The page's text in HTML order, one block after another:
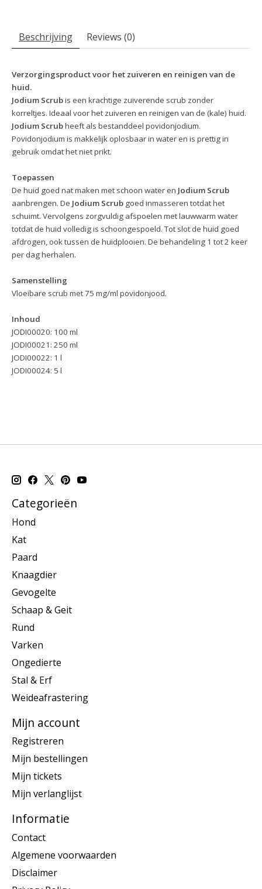
Beschrijving Reviews (0)
Verzorgingsproduct voor het zuiveren en reinigen van de
huid.
Jodium Scrubis een krachtige zuiverende scrub zonder
korreltjes. Ideaal voor het zuiveren en reinigen van de (kale) huid.
Jodium Scrubheeft als bestanddeel povidonjodium.
Povidonjodium is makkelijk oplosbaar in water en is prettig in
gebruik omdat het niet prikt.
Toepassen
De huid goed nat maken met schoon water en Jodium Scrub
aanbrengen. De Jodium Scrub goed inmasseren totdat het
schuimt. Vervolgens zorgvuldig afspoelen met lauwwarm water
totdat de huid volledig is schoongespoeld. Tot slot de huid goed
afdrogen, ook tussen de huidplooien. De behandeling 1 tot 2 keer
per dag herhalen.
Samenstelling
Vloeibare scrub met 75 mg/ml povidonjood.
Inhoud
JODI00020: 100 ml
JODI00021: 250 ml
JODI00022: 1 l
JODI00024: 5 l
Categorieën
Hond
Kat
Paard
Knaagdier
Gevogelte
Schaap & Geit
Rund
Varken
Ongedierte
Stal & Erf
Weideafrastering
Mijn account
Registreren
Mijn bestellingen
Mijn tickets
Mijn verlanglijst
Informatie
Contact
Algemene voorwaarden
Disclaimer